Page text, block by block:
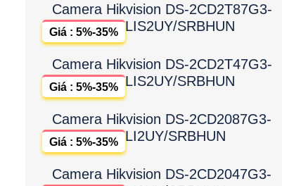
Camera Hikvision DS-2CD2T87G3-
LIS2UY/SRBHUN
Giá : 5%-35%
Camera Hikvision DS-2CD2T47G3-
LIS2UY/SRBHUN
Giá : 5%-35%
Camera Hikvision DS-2CD2087G3-
LI2UY/SRBHUN
Giá : 5%-35%
Camera Hikvision DS-2CD2047G3-